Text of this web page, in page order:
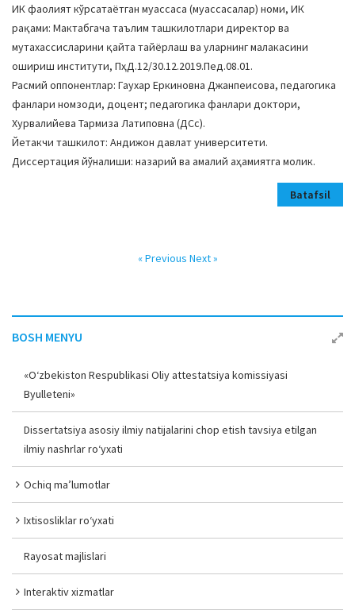
ИК фаолият кўрсатаётган муассаса (муассасалар) номи, ИК
рақами: Мактабгача таълим ташкилотлари директор ва
мутахассисларини қайта тайёрлаш ва уларнинг малакасини
ошириш институти, ПҳД.12/30.12.2019.Пед.08.01.
Расмий оппонентлар: Гаухар Еркиновна Джанпеисова, педагогика
фанлари номзоди, доцент; педагогика фанлари доктори,
Хурвалийева Тармиза Латиповна (ДСc).
Йетакчи ташкилот: Aндижон давлат университети.
Диссертация йўналиши: назарий ва амалий аҳамиятга молик.
Batafsil
« Previous Next »
BOSH MENYU
«O‘zbekiston Respublikasi Oliy attestatsiya komissiyasi
Byulleteni»
Dissertatsiya asosiy ilmiy natijalarini chop etish tavsiya etilgan
ilmiy nashrlar ro‘yxati
Ochiq ma’lumotlar
Ixtisosliklar ro‘yxati
Rayosat majlislari
Interaktiv xizmatlar